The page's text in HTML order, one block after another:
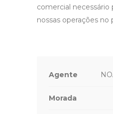
comercial necessário
nossas operações no
Agente
Morada